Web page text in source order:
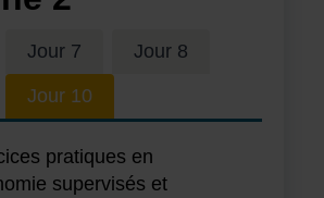
Jour 7 Jour 8
Jour 10
pratiques en
supervisés et